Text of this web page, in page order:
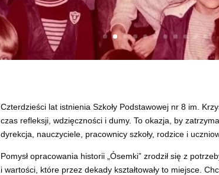
Czterdzieści lat istnienia Szkoły Podstawowej nr 8 im.
czas refleksji, wdzięczności i dumy. To okazja, by
dyrekcja, nauczyciele, pracownicy szkoły, rodzice i
Pomysł opracowania historii „Ósemki” zrodził się z
i wartości, które przez dekady kształtowały to miejsce.